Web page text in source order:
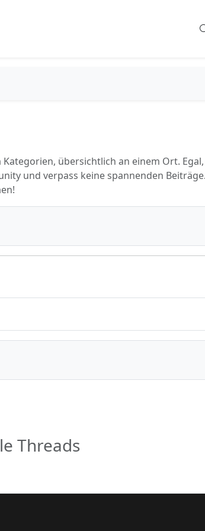
übersichtlich an einem Ort.
und verpass keine spannenden
Threads